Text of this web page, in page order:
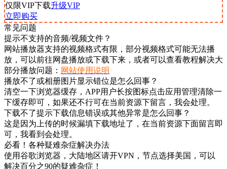
仅限VIP下载升级VIP
立即购买
常见问题
提示不支持的音频/视频文件？
网站播放器支持的视频格式有限，部分视频格式可能无法播
放，可以前往网盘播放或下载下来，或者可以查看教程解决大
部分播放问题： 网站使用说明
播放不了或相册图片显示错位是怎么回事？
清空一下浏览器缓存，APP用户长按图标点击应用管理清除一
下缓存即可，如果还不行可在当前资源下留言，我会处理。
下载不了提示下载信息错误或其他异常是怎么回事？
这是因为上传的时候漏填下载地址了，在当前资源下面留言即
可，我看到会处理。
必看！各种疑难杂症解决办法
使用谷歌浏览器，大陆地区请开VPN，节点选择美国，可以
解决百分之90的疑难杂症！